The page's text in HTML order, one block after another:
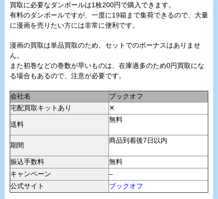
買取に必要なダンボールは1枚200円で購入できます。
有料のダンボールですが、一度に19箱まで集荷できるので、大量
に漫画を売りたい方には非常に便利です。
漫画の買取は単品買取のため、セットでのボーナスはありませ
ん。
また初巻などの巻数が早いものは、在庫過多のため0円買取にな
る場合もあるので、注意が必要です。
会社名
ブックオフ
宅配買取キットあり
✕
送料
無料
期間
商品到着後7日以内
振込手数料
無料
キャンペーン
–
公式サイト
ブックオフ